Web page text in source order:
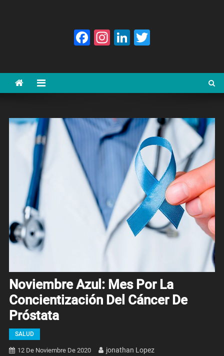
Facebook
Instagram
LinkedIn
Noviembre Azul: Mes Por La
Concientización Del Cáncer De
Próstata
SALUD
12 De Noviembre De 2020 Jonathan Lopez